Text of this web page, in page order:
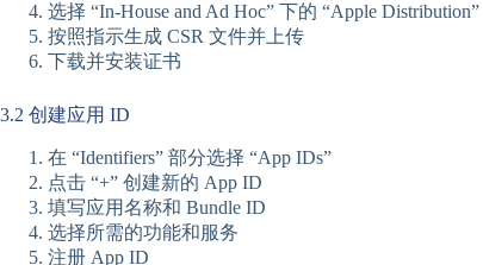
选择 “In-House and Ad Hoc” 下的 “Apple Distribution”
按照指示生成 CSR 文件并上传
下载并安装证书
3.2 创建应用 ID
在 “Identifiers” 部分选择 “App IDs”
点击 “+” 创建新的 App ID
填写应用名称和 Bundle ID
选择所需的功能和服务
注册 App ID